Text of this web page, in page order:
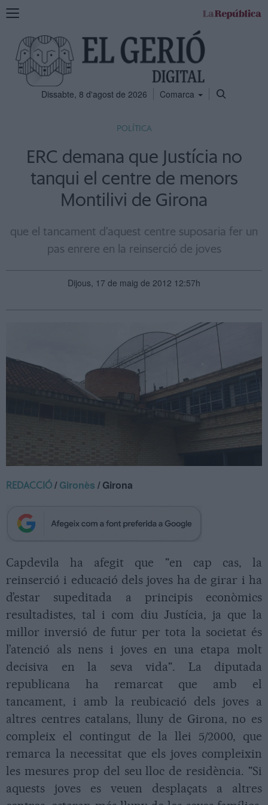
Mostra
navegació
Dissabte, 8 d'agost de 2026 Comarca
POLÍTICA
ERC demana que Justícia no
tanqui el centre de menors
Montilivi de Girona
que el tancament d’aquest centre suposaria fer un
pas enrere en la reinserció de joves
Dijous, 17 de maig de 2012 12:57h
REDACCIÓ /Gironès / Girona
Capdevila ha afegit que "en cap cas, la
reinserció i educació dels joves ha de girar i ha
d’estar supeditada a principis econòmics
resultadistes, tal i com diu Justícia, ja que la
millor inversió de futur per tota la societat és
l’atenció als nens i joves en una etapa molt
decisiva en la seva vida". La diputada
republicana ha remarcat que amb el
tancament, i amb la reubicació dels joves a
altres centres catalans, lluny de Girona, no es
compleix el contingut de la llei 5/2000, que
remarca la necessitat que els joves compleixin
les mesures prop del seu lloc de residència. "Si
aquests joves es veuen desplaçats a altres